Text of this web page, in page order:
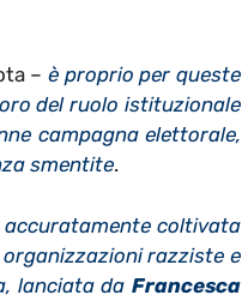
–è proprio per queste
del ruolo istituzionale
campagna elettorale,
smentite.
coltivata
razziste e
lanciata da Francesca